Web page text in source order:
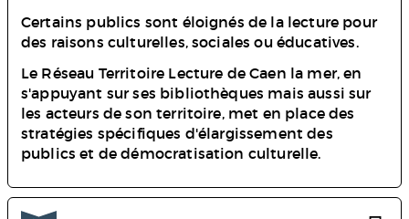
Certains publics sont éloignés de la lecture pour
des raisons culturelles, sociales ou éducatives.
Le Réseau Territoire Lecture de Caen la mer, en
s'appuyant sur ses bibliothèques mais aussi sur
les acteurs de son territoire, met en place des
stratégies spécifiques d'élargissement des
publics et de démocratisation culturelle.